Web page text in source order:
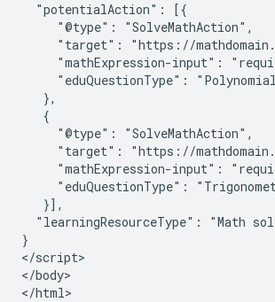
  "potentialAction": [{
     "@type": "SolveMathAction",
"target": "https://
"mathExpression-input":
"eduQuestionType":
   },
   {
     "@type": "SolveMathAction",
"target": "https://
"mathExpression-input":
"eduQuestionType":
   }],
"learningResourceType": "Math
}
</script>
</body>
</html>